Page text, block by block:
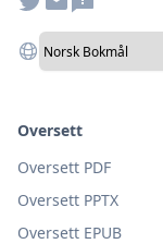
Oversett
Oversett PDF
Oversett PPTX
Oversett EPUB